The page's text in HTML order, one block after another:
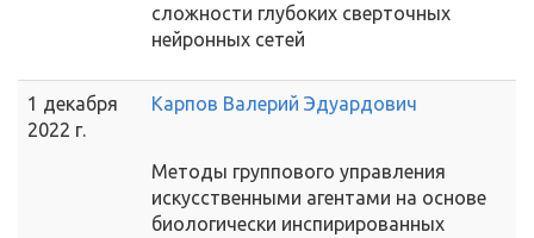
сложности глубоких сверточных
нейронных сетей
1 декабря
2022 г.
Карпов Валерий Эдуардович
Методы группового управления
искусственными агентами на основе
биологически инспирированных